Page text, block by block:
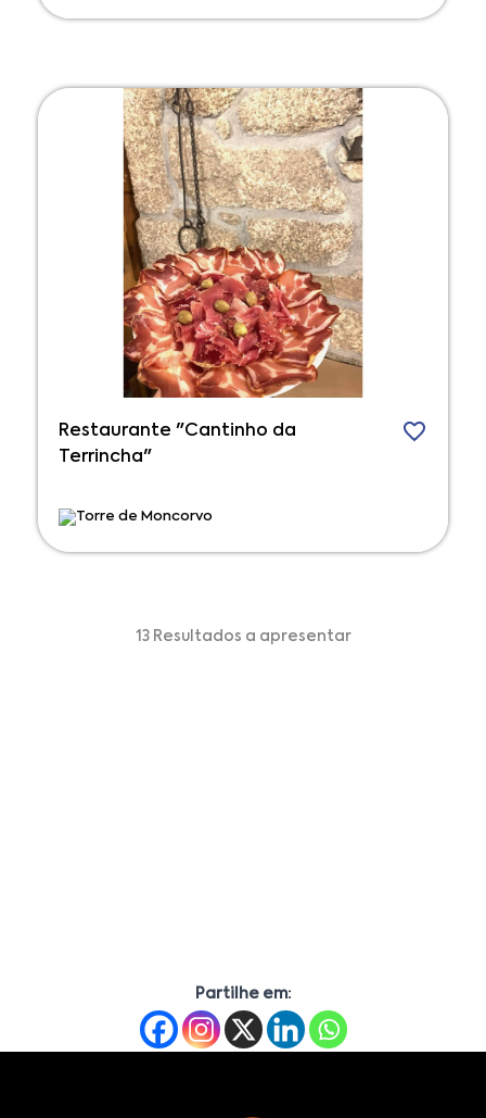
Restaurante "Cantinho da
Terrincha"
Torre de Moncorvo
13 Resultados a apresentar
Partilhe em: